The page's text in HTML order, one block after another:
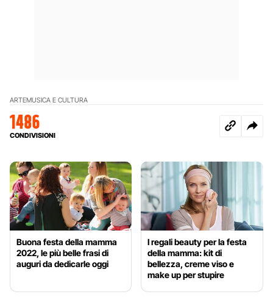
ARTEMUSICA E CULTURA
1486
CONDIVISIONI
Buona festa della mamma
2022, le più belle frasi di
auguri da dedicarle oggi
I regali beauty per la festa
della mamma: kit di
bellezza, creme viso e
make up per stupire